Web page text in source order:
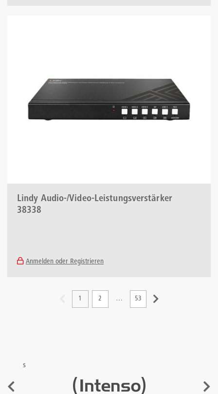
Lindy Audio-/Video-Leistungsverstärker
38338
Anmelden oder Registrieren
1 2 … 53
s